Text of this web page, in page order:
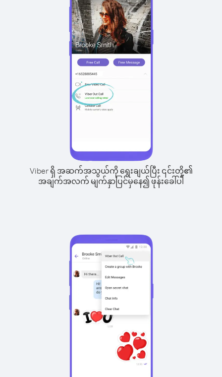
Viber ရှိ အဆက်အသွယ်ကို ရွေးချယ်ပြီး ၎င်းတို့၏
အချက်အလက် မျက်နှာပြင်မှနေ၍ ဖုန်းခေါ်ပါ